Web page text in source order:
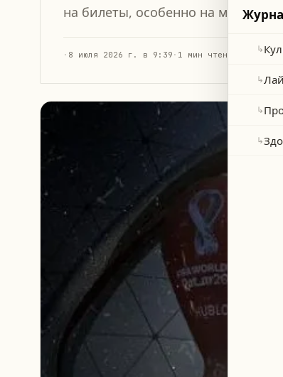
на билеты, особенно на матч
· 8 июля 2026 г. в 9:39 · 1 мин чтения ↳
↳
↳
↳